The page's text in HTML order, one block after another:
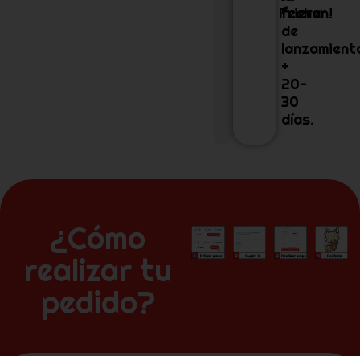
fecha
de
+
20-
30
días.
Frieren!
¿Cómo
realizar tu
pedido?